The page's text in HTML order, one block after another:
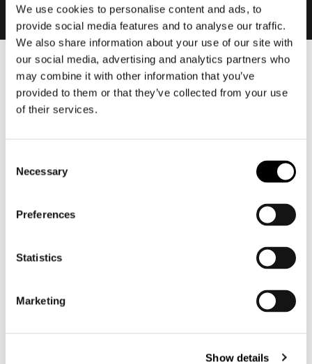
We use cookies to personalise content and ads, to
provide social media features and to analyse our traffic.
We also share information about your use of our site with
our social media, advertising and analytics partners who
may combine it with other information that you’ve
provided to them or that they’ve collected from your use
of their services.
Selection
Necessary
Preferences
Statistics
Marketing
Show details
Heren
Motorkleding heren
Motorjas heren
Motorjeans heren
Motorhandschoenen heren
Motorlaarzen heren